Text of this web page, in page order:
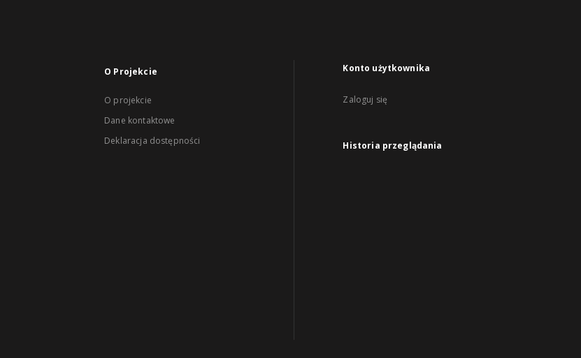
O Projekcie
O projekcie
Dane kontaktowe
Deklaracja dostępności
Konto użytkownika
Zaloguj się
Historia przeglądania